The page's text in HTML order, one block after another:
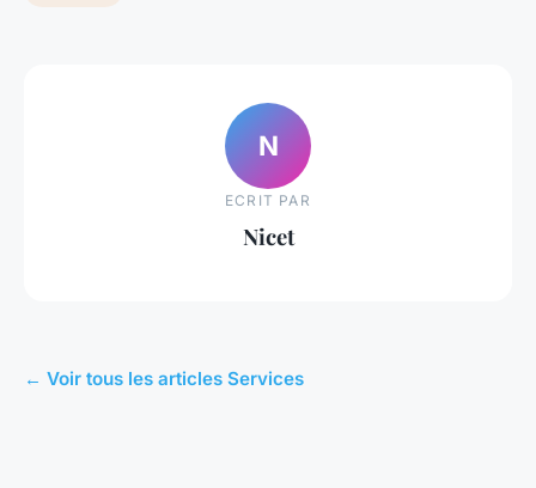
N
ECRIT PAR
Nicet
← Voir tous les articles Services